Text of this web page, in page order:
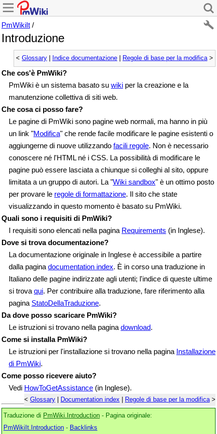
PmWikiIt /
Introduzione
< Glossary Indice documentazione Regole di base per la modifica>
Che cos'è PmWiki?
PmWiki è un sistema basato su wiki per la creazione e la
manutenzione collettiva di siti web.
Che cosa ci posso fare?
Le pagine di PmWiki sono pagine web normali, ma hanno in più
un link "Modifica" che rende facile modificare le pagine esistenti o
aggiungerne di nuove utilizzando facili regole. Non è necessario
conoscere né l'HTML né i CSS. La possibilità di modificare le
pagine può essere lasciata a chiunque si colleghi al sito, oppure
limitata a un gruppo di autori. La "Wiki sandbox" è un ottimo posto
per provare le regole di formattazione. Il sito che state
visualizzando in questo momento è basato su PmWiki.
Quali sono i requisiti di PmWiki?
I requisiti sono elencati nella pagina Requirements (in Inglese).
Dove si trova documentazione?
La documentazione originale in Inglese è accessibile a partire
dalla pagina documentation index. È in corso una traduzione in
Italiano delle pagine indirizzate agli utenti; l'indice di queste ultime
si trova qui. Per contribuire alla traduzione, fare riferimento alla
pagina StatoDellaTraduzione.
Da dove posso scaricare PmWiki?
Le istruzioni si trovano nella pagina download.
Come si installa PmWiki?
Le istruzioni per l'installazione si trovano nella pagina Installazione
di PmWiki.
Come posso ricevere aiuto?
Vedi HowToGetAssistance (in Inglese).
< Glossary Documentation index Regole di base per la modifica>
Traduzione di PmWiki.Introduction - Pagina originale:
PmWikiIt.Introduction - Backlinks